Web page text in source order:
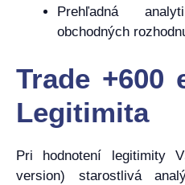
Prehľadná
obchodných
Trade +600
Legitimita
Pri hodnotení legitimity
version) starostlivá